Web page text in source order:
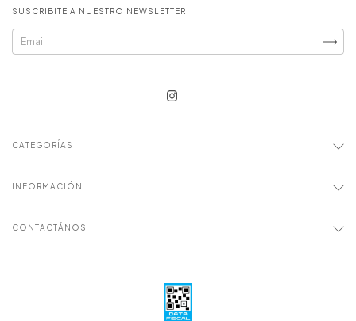
SUSCRIBITE A NUESTRO NEWSLETTER
CATEGORÍAS
INFORMACIÓN
CONTACTÁNOS